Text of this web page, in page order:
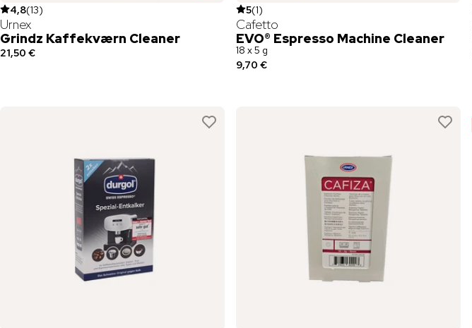
4,8(13)
Urnex
Grindz Kaffekværn Cleaner
21,50 €
5(1)
Cafetto
EVO® Espresso Machine Cleaner
18 x 5 g
9,70 €